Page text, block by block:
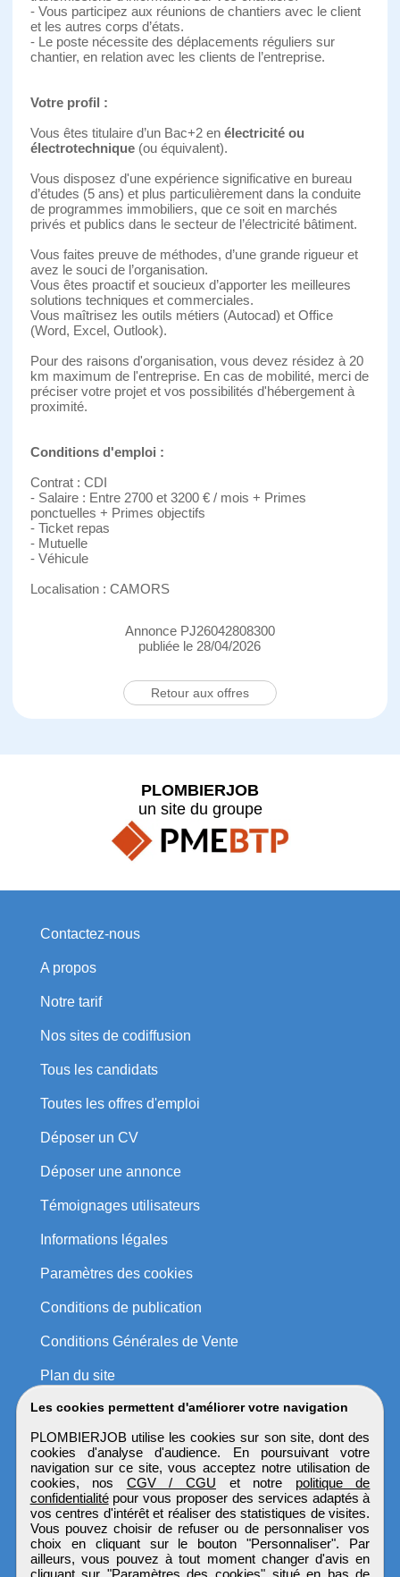
- Vous participez aux réunions de chantiers avec le client
et les autres corps d’états.
- Le poste nécessite des déplacements réguliers sur
chantier, en relation avec les clients de l’entreprise.
Votre profil :
Vous êtes titulaire d’un Bac+2 en électricité ou
électrotechnique(ou équivalent).
Vous disposez d'une expérience significative en bureau
d’études (5 ans) et plus particulièrement dans la conduite
de programmes immobiliers, que ce soit en marchés
privés et publics dans le secteur de l’électricité bâtiment.
Vous faites preuve de méthodes, d’une grande rigueur et
avez le souci de l’organisation.
Vous êtes proactif et soucieux d’apporter les meilleures
solutions techniques et commerciales.
Vous maîtrisez les outils métiers (Autocad) et Office
(Word, Excel, Outlook).
Pour des raisons d'organisation, vous devez résidez à 20
km maximum de l'entreprise. En cas de mobilité, merci de
préciser votre projet et vos possibilités d'hébergement à
proximité.
Conditions d'emploi :
Contrat : CDI
- Salaire : Entre 2700 et 3200 € / mois + Primes
ponctuelles + Primes objectifs
- Ticket repas
- Mutuelle
- Véhicule
Localisation : CAMORS
Annonce PJ26042808300
publiée le 28/04/2026
Retour aux offres
Les cookies permettent d'améliorer votre navigation
PLOMBIERJOB utilise les cookies sur son site, dont des
cookies d'analyse d'audience. En poursuivant votre
navigation sur ce site, vous acceptez notre utilisation de
cookies, nos CGV / CGU et notre politique de
confidentialitépour vous proposer des services adaptés à
vos centres d'intérêt et réaliser des statistiques de visites.
Vous pouvez choisir de refuser ou de personnaliser vos
choix en cliquant sur le bouton "Personnaliser". Par
ailleurs, vous pouvez à tout moment changer d'avis en
cliquant sur "Paramètres des cookies" situé en bas de
PLOMBIERJOB
un site du groupe
Contactez-nous
A propos
Notre tarif
Nos sites de codiffusion
Tous les candidats
Toutes les offres d'emploi
Déposer un CV
Déposer une annonce
Témoignages utilisateurs
Informations légales
Paramètres des cookies
Conditions de publication
Conditions Générales de Vente
Plan du site